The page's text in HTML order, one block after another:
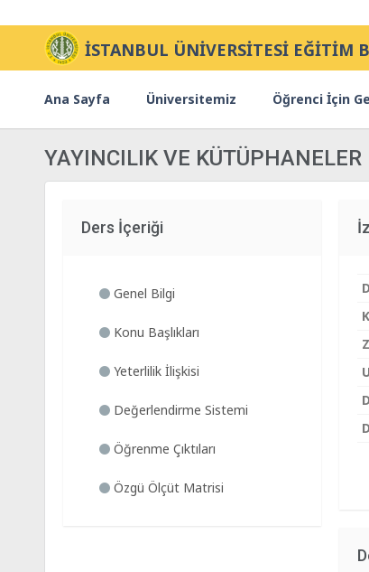
İSTANBUL ÜNİVERSİTESİ EĞİTİM
Ana Sayfa Üniversitemiz Öğrenci İçin
YAYINCILIK VE KÜTÜPHANELER
Ders İçeriği
Genel Bilgi
Konu Başlıkları
Yeterlilik İlişkisi
Değerlendirme Sistemi
Öğrenme Çıktıları
Özgü Ölçüt Matrisi